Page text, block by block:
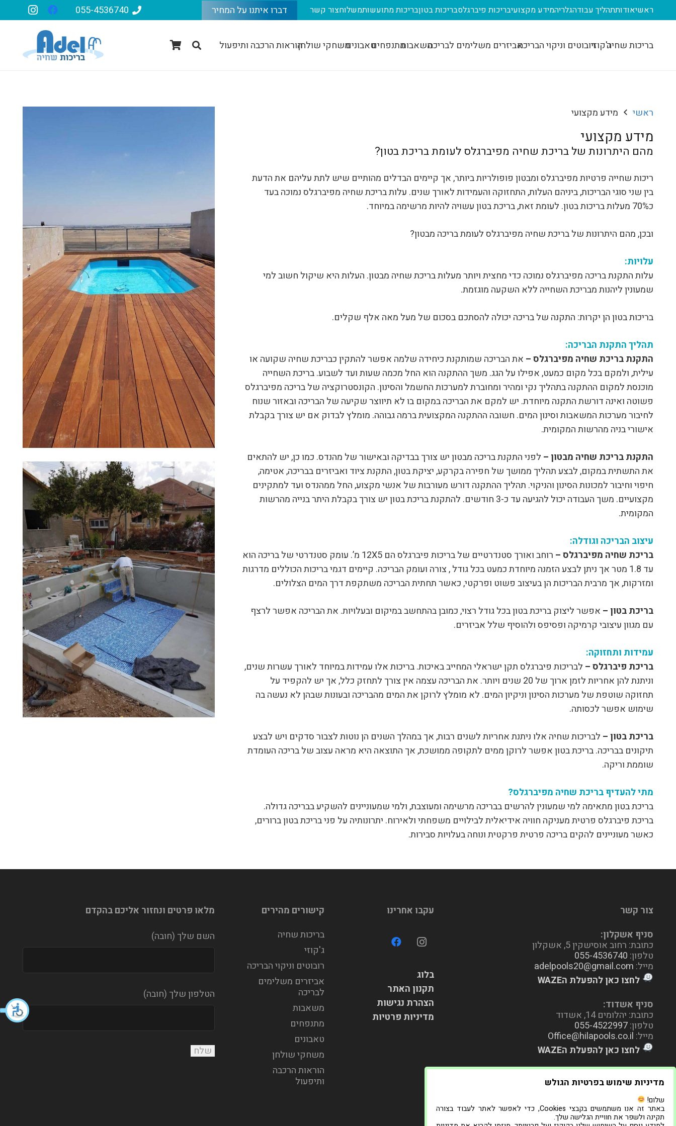
מדיניות שימוש בפרטיות הגולש
שלום!
באתר זה אנו משתמשים בקבצי Cookies, כדי לאפשר לאתר לעבוד בצורה
תקינה ולשפר את חוויית הגלישה שלך.
ראשיאודותתהליך עבודהגלריהמידע מקצועיבריכות פיברגלסבריכות בטוןבריכות מתועשותמשלוחצור קשר דברו איתנו על המחיר 055-4536740
בריכות שחיהג'קוזירובוטים וניקוי הבריכהאביזרים משלימים לבריכהמשאבותמתנפחיםטאבוניםמשחקי שולחןהוראות הרכבה ותיפעול
ראשי מידע מקצועי
מידע מקצועי
מהם היתרונות של בריכת שחיה מפיברגלס לעומת בריכת בטון?
ריכות שחייה פרטיות מפיברגלס ומבטון פופולריות ביותר, אך קיימים הבדלים מהותיים שיש לתת עליהם את הדעת
בין שני סוגי הבריכות, ביניהם העלות, התחזוקה והעמידות לאורך שנים. עלות בריכת שחיה מפיברגלס נמוכה בעד
כ70% מעלות בריכות בטון. לעומת זאת, בריכת בטון עשויה להיות מרשימה במיוחד.
ובכן, מהם היתרונות של בריכת שחיה מפיברגלס לעומת בריכה מבטון?
עלויות:
עלות התקנת בריכה מפיברגלס נמוכה כדי מחצית ויותר מעלות בריכת שחיה מבטון. העלות היא שיקול חשוב למי
שמעונין ליהנות מבריכת השחייה ללא השקעה מוגזמת.
בריכות בטון הן יקרות: התקנה של בריכה יכולה להסתכם בסכום של מעל מאה אלף שקלים.
תהליך התקנת הבריכה:
התקנת בריכת שחיה מפיברגלס – את הבריכה שמותקנת כיחידה שלמה אפשר להתקין כבריכת שחיה שקועה או
עילית, ולמקם בכל מקום כמעט, אפילו על הגג. משך ההתקנה הוא החל מכמה שעות ועד לשבוע. בריכת השחייה
מוכנסת למקום ההתקנה בתהליך נקי ומהיר ומחוברת למערכות החשמל והסינון. הקונסטרוקציה של בריכה מפיברגלס
פשוטה ואינה דורשת התקנה מיוחדת. יש למקם את הבריכה במקום בו לא תיווצר שקיעה של הבריכה ובאזור שנוח
לחיבור מערכות המשאבות וסינון המים. חשובה ההתקנה המקצועית ברמה גבוהה. מומלץ לבדוק אם יש צורך בקבלת
אישורי בניה מהרשות המקומית.
התקנת בריכת שחיה מבטון – לפני התקנת בריכה מבטון יש צורך בבדיקה ובאישור של מהנדס. כמו כן, יש להתאים
את התשתית במקום, לבצע תהליך ממושך של חפירה בקרקע, יציקת בטון, התקנת ציוד ואביזרים בבריכה, אטימה,
חיפוי וחיבור למכונות הסינון והניקוי. תהליך ההתקנה דורש מעורבות של אנשי מקצוע, החל ממהנדס ועד למתקינים
מקצועיים. משך העבודה יכול להגיעה עד כ-3 חודשים. להתקנת בריכת בטון יש צורך בקבלת היתר בנייה מהרשות
המקומית.
עיצוב הבריכה וגודלה:
בריכת שחיה מפיברגלס –
רוחב ואורך סטנדרטיים של בריכות פיברגלס הם 12X5 מ’. עומק סטנדרטי של בריכה הוא
עד 1.8 מטר אך ניתן לבצע הזמנה מיוחדת כמעט בכל גודל , צורה ועומק הבריכה. קיימים דגמי בריכות הכוללים מדרגות
ומזרקות, אך מרבית הבריכות הן בעיצוב פשוט ופרקטי, כאשר תחתית הבריכה משתקפת דרך המים הצלולים.
בריכת בטון – אפשר ליצוק בריכת בטון בכל גודל רצוי, כמובן בהתחשב במיקום ובעלויות. את הבריכה אפשר לרצף
עם מגוון עיצובי קרמיקה ופסיפס ולהוסיף שלל אביזרים.
עמידות ותחזוקה:
בריכת פיברגלס – לבריכות פיברגלס תקן ישראלי המחייב באיכות. בריכות אלו עמידות במיוחד לאורך עשרות שנים,
וניתנת להן אחריות לזמן ארוך של 20 שנים ויותר. את הבריכה עצמה אין צורך לתחזק כלל, אך יש להקפיד על
תחזוקה שוטפת של מערכות הסינון וניקיון המים. לא מומלץ לרוקן את המים מהבריכה ובעונות שבהן לא נעשה בה
שימוש אפשר לכסותה.
בריכת בטון – לבריכות שחיה אלו ניתנת אחריות לשנים רבות, אך במהלך השנים הן נוטות לצבור סדקים ויש לבצע
תיקונים בבריכה. בריכת בטון אפשר לרוקן ממים לתקופה ממושכת, אך התוצאה היא מראה עצוב של בריכה העומדת
שוממת וריקה.
מתי להעדיף בריכת שחיה מפיברגלס?
בריכת בטון מתאימה למי שמעונין להרשים בבריכה מרשימה ומעוצבת, ולמי שמעוניינים להשקיע בבריכה גדולה.
בריכת פיברגלס פרטית מעניקה חוויה אידיאלית לבילויים משפחתי ולאירוח. יתרונותיה על פני בריכת בטון ברורים,
כאשר מעוניינים להקים בריכה פרטית פרקטית ונוחה בעלויות סבירות.
צור קשר
סניף אשקלון:
כתובת: רחוב אוסישקין 5, אשקלון
טלפון: 055-4536740
מייל: adelpools20@gmail.com
לחצו כאן להפעלת הWAZE
סניף אשדוד:
כתובת: יהלומים 14, אשדוד
טלפון:055-4522997
מייל: Office@hilapools.co.il
לחצו כאן להפעלת הWAZE
עקבו אחרינו
בלוג
תקנון האתר
הצהרת נגישות
מדיניות פרטיות
קישורים מהירים
בריכות שחיה
ג'קוזי
רובוטים וניקוי הבריכה
אביזרים משלימים
לבריכה
משאבות
מתנפחים
טאבונים
משחקי שולחן
הוראות הרכבה
ותיפעול
מלאו פרטים ונחזור אליכם בהקדם
השם שלך (חובה)
הטלפון שלך (חובה)